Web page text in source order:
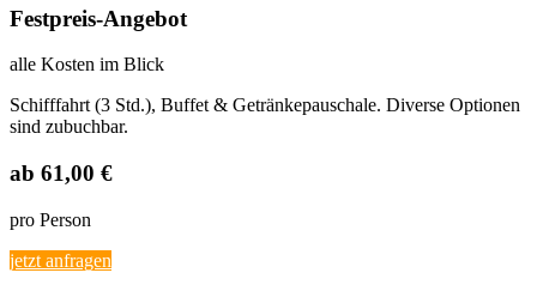
Festpreis-Angebot
alle Kosten im Blick
Schifffahrt (3 Std.), Buffet & Getränkepauschale. Diverse Optionen
sind zubuchbar.
ab 61,00 €
pro Person
jetzt anfragen